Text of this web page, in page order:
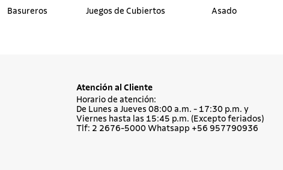
Basureros Juegos de Cubiertos Asado
Atención al Cliente
Horario de atención:
De Lunes a Jueves 08:00 a.m. - 17:30 p.m. y
Viernes hasta las 15:45 p.m. (Excepto feriados)
Tlf: 2 2676-5000 Whatsapp +56 957790936